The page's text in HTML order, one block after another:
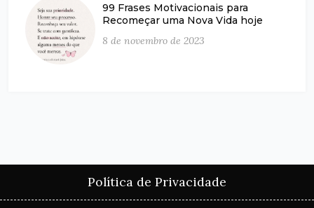
99 Frases Motivacionais para
Recomeçar uma Nova Vida hoje
8 de novembro de 2023
Política de Privacidade